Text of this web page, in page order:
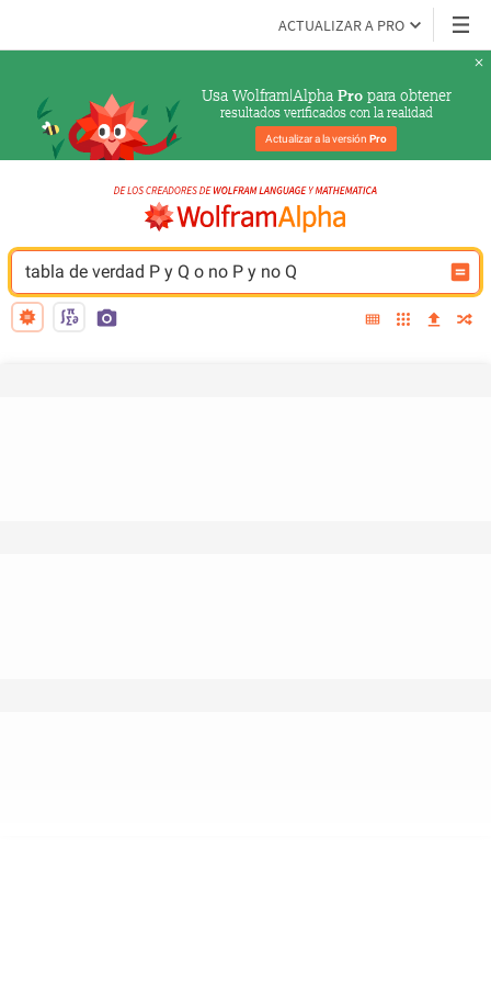
ACTUALIZAR A PRO
Usa Wolfram|Alpha Pro para obtener
resultados verificados con la realidad
Actualizar a la versión Pro
tabla de verdad P y Q o no P y no Q